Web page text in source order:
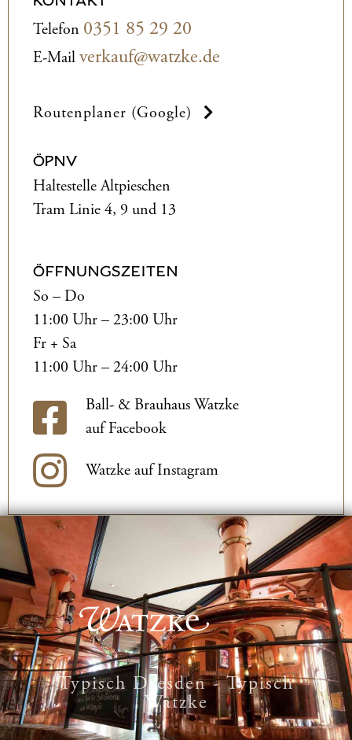
Telefon 0351 85 29 20
E-Mailverkauf@watzke.de
Routenplaner (Google)
ÖPNV
Haltestelle Altpieschen
Tram Linie 4, 9 und 13
ÖFFNUNGSZEITEN
So – Do
11:00 Uhr – 23:00 Uhr
Fr + Sa
11:00 Uhr – 24:00 Uhr
Ball- & Brauhaus Watzke
auf Facebook
Watzke auf Instagram
Typisch Dresden - Typisch
Watzke